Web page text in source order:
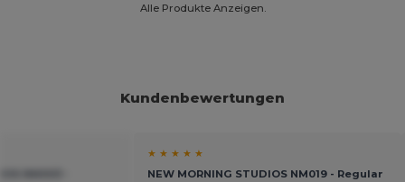
Alle Produkte Anzeigen.
Kundenbewertungen
★ ★ ★ ★ ★
NEW MORNING STUDIOS NM019 - Regular